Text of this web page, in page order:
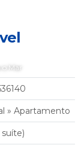
o Mar
» Apartamento
suíte)